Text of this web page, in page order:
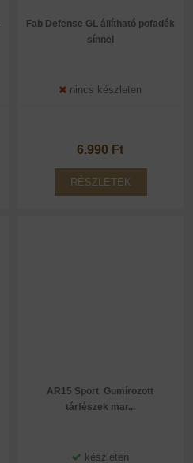
Fab Defense GL állítható pofadék
sínnel
nincs készleten
6.990 Ft
RÉSZLETEK
AR15 Sport Gumírozott
tárfészek mar...
készleten